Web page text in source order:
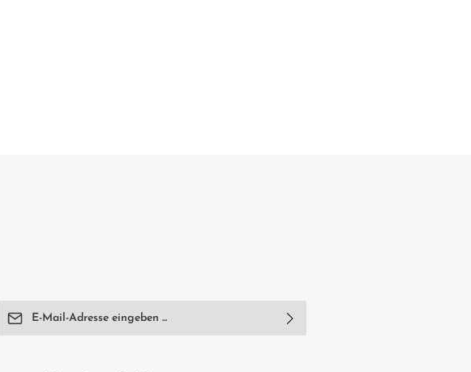
E-Mail-Adresse*